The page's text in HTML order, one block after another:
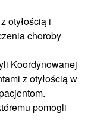
otyłością i
choroby
Koordynowanej
z otyłością w
pomogli